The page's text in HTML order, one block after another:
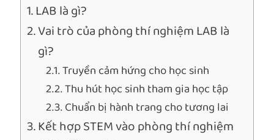
LAB là gì?
Vai trò của phòng thí nghiệm LAB là
gì?
Truyền cảm hứng cho học sinh
Thu hút học sinh tham gia học tập
Chuẩn bị hành trang cho tương lai
Kết hợp STEM vào phòng thí nghiệm